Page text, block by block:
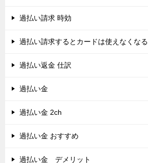
過払い請求 時効
過払い請求するとカードは使えなくなる
過払い返金 仕訳
過払い金
過払い金 2ch
過払い金 おすすめ
過払い金 デメリット